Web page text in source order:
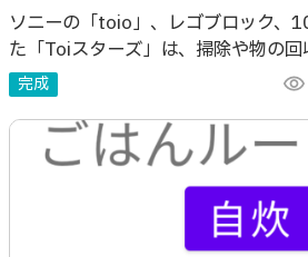
ソニーの「toio」、レゴブロック、
た「Toiスターズ」は、掃除や物の
しい小型ロボットたちです。触れる
動き、癒しと便利さが魅力です。
完成 visibility